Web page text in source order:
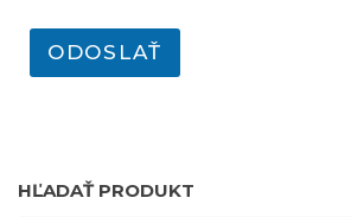
ODOSLAŤ
HĽADAŤ PRODUKT